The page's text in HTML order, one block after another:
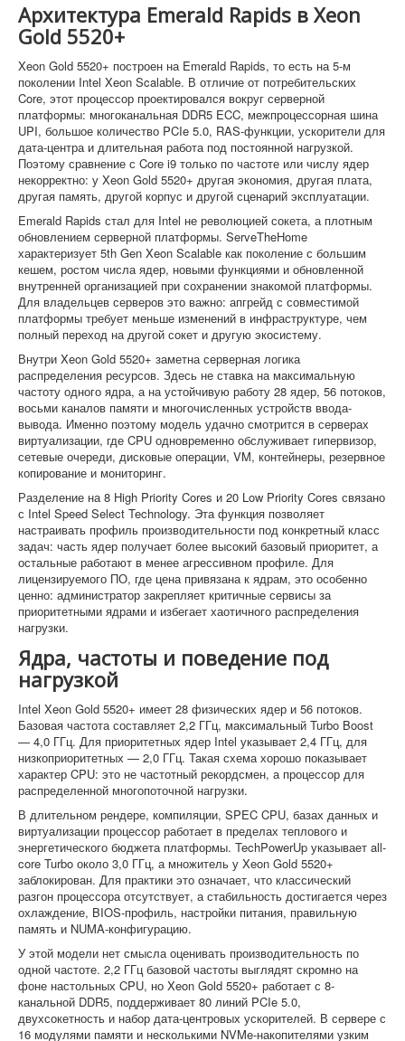
Архитектура Emerald Rapids в Xeon
Gold 5520+
Xeon Gold 5520+ построен на Emerald Rapids, то есть на 5-м
поколении Intel Xeon Scalable. В отличие от потребительских
Core, этот процессор проектировался вокруг серверной
платформы: многоканальная DDR5 ECC, межпроцессорная шина
UPI, большое количество PCIe 5.0, RAS-функции, ускорители для
дата-центра и длительная работа под постоянной нагрузкой.
Поэтому сравнение с Core i9 только по частоте или числу ядер
некорректно: у Xeon Gold 5520+ другая экономия, другая плата,
другая память, другой корпус и другой сценарий эксплуатации.
Emerald Rapids стал для Intel не революцией сокета, а плотным
обновлением серверной платформы. ServeTheHome
характеризует 5th Gen Xeon Scalable как поколение с большим
кешем, ростом числа ядер, новыми функциями и обновленной
внутренней организацией при сохранении знакомой платформы.
Для владельцев серверов это важно: апгрейд с совместимой
платформы требует меньше изменений в инфраструктуре, чем
полный переход на другой сокет и другую экосистему.
Внутри Xeon Gold 5520+ заметна серверная логика
распределения ресурсов. Здесь не ставка на максимальную
частоту одного ядра, а на устойчивую работу 28 ядер, 56 потоков,
восьми каналов памяти и многочисленных устройств ввода-
вывода. Именно поэтому модель удачно смотрится в серверах
виртуализации, где CPU одновременно обслуживает гипервизор,
сетевые очереди, дисковые операции, VM, контейнеры, резервное
копирование и мониторинг.
Разделение на 8 High Priority Cores и 20 Low Priority Cores связано
с Intel Speed Select Technology. Эта функция позволяет
настраивать профиль производительности под конкретный класс
задач: часть ядер получает более высокий базовый приоритет, а
остальные работают в менее агрессивном профиле. Для
лицензируемого ПО, где цена привязана к ядрам, это особенно
ценно: администратор закрепляет критичные сервисы за
приоритетными ядрами и избегает хаотичного распределения
нагрузки.
Ядра, частоты и поведение под
нагрузкой
Intel Xeon Gold 5520+ имеет 28 физических ядер и 56 потоков.
Базовая частота составляет 2,2 ГГц, максимальный Turbo Boost
— 4,0 ГГц. Для приоритетных ядер Intel указывает 2,4 ГГц, для
низкоприоритетных — 2,0 ГГц. Такая схема хорошо показывает
характер CPU: это не частотный рекордсмен, а процессор для
распределенной многопоточной нагрузки.
В длительном рендере, компиляции, SPEC CPU, базах данных и
виртуализации процессор работает в пределах теплового и
энергетического бюджета платформы. TechPowerUp указывает all-
core Turbo около 3,0 ГГц, а множитель у Xeon Gold 5520+
заблокирован. Для практики это означает, что классический
разгон процессора отсутствует, а стабильность достигается через
охлаждение, BIOS-профиль, настройки питания, правильную
память и NUMA-конфигурацию.
У этой модели нет смысла оценивать производительность по
одной частоте. 2,2 ГГц базовой частоты выглядят скромно на
фоне настольных CPU, но Xeon Gold 5520+ работает с 8-
канальной DDR5, поддерживает 80 линий PCIe 5.0,
двухсокетность и набор дата-центровых ускорителей. В сервере с
16 модулями памяти и несколькими NVMe-накопителями узким